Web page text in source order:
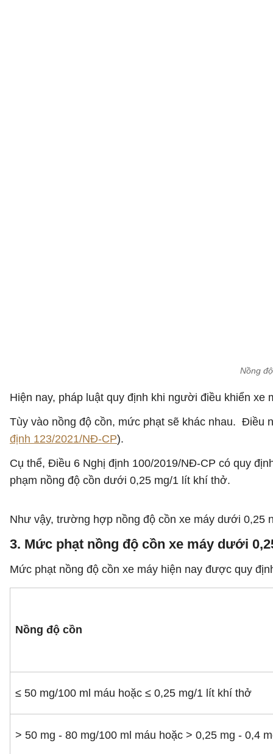
Nồng
Hiện nay, pháp luật quy định khi người điều khiển
Tùy vào nồng độ cồn, mức phạt sẽ khác nhau. Điều
định 123/2021/NĐ-CP).
Cụ thể, Điều 6 Nghị định 100/2019/NĐ-CP có quy
phạm nồng độ cồn dưới 0,25 mg/1 lít khí thở.
Như vậy, trường hợp nồng độ cồn xe máy dưới 0,25
3. Mức phạt nồng độ cồn xe máy dưới
Mức phạt nồng độ cồn xe máy hiện nay được quy
Nồng độ cồn
≤ 50 mg/100 ml máu hoặc ≤ 0,25 mg/1 lít khí thở
> 50 mg - 80 mg/100 ml máu hoặc > 0,25 mg - 0,4